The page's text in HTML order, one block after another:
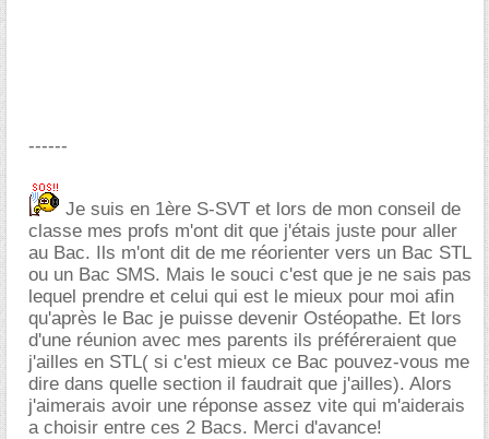
------
Je suis en 1ère S-SVT et lors de mon conseil de
classe mes profs m'ont dit que j'étais juste pour aller
au Bac. Ils m'ont dit de me réorienter vers un Bac STL
ou un Bac SMS. Mais le souci c'est que je ne sais pas
lequel prendre et celui qui est le mieux pour moi afin
qu'après le Bac je puisse devenir Ostéopathe. Et lors
d'une réunion avec mes parents ils préféreraient que
j'ailles en STL( si c'est mieux ce Bac pouvez-vous me
dire dans quelle section il faudrait que j'ailles). Alors
j'aimerais avoir une réponse assez vite qui m'aiderais
a choisir entre ces 2 Bacs. Merci d'avance!